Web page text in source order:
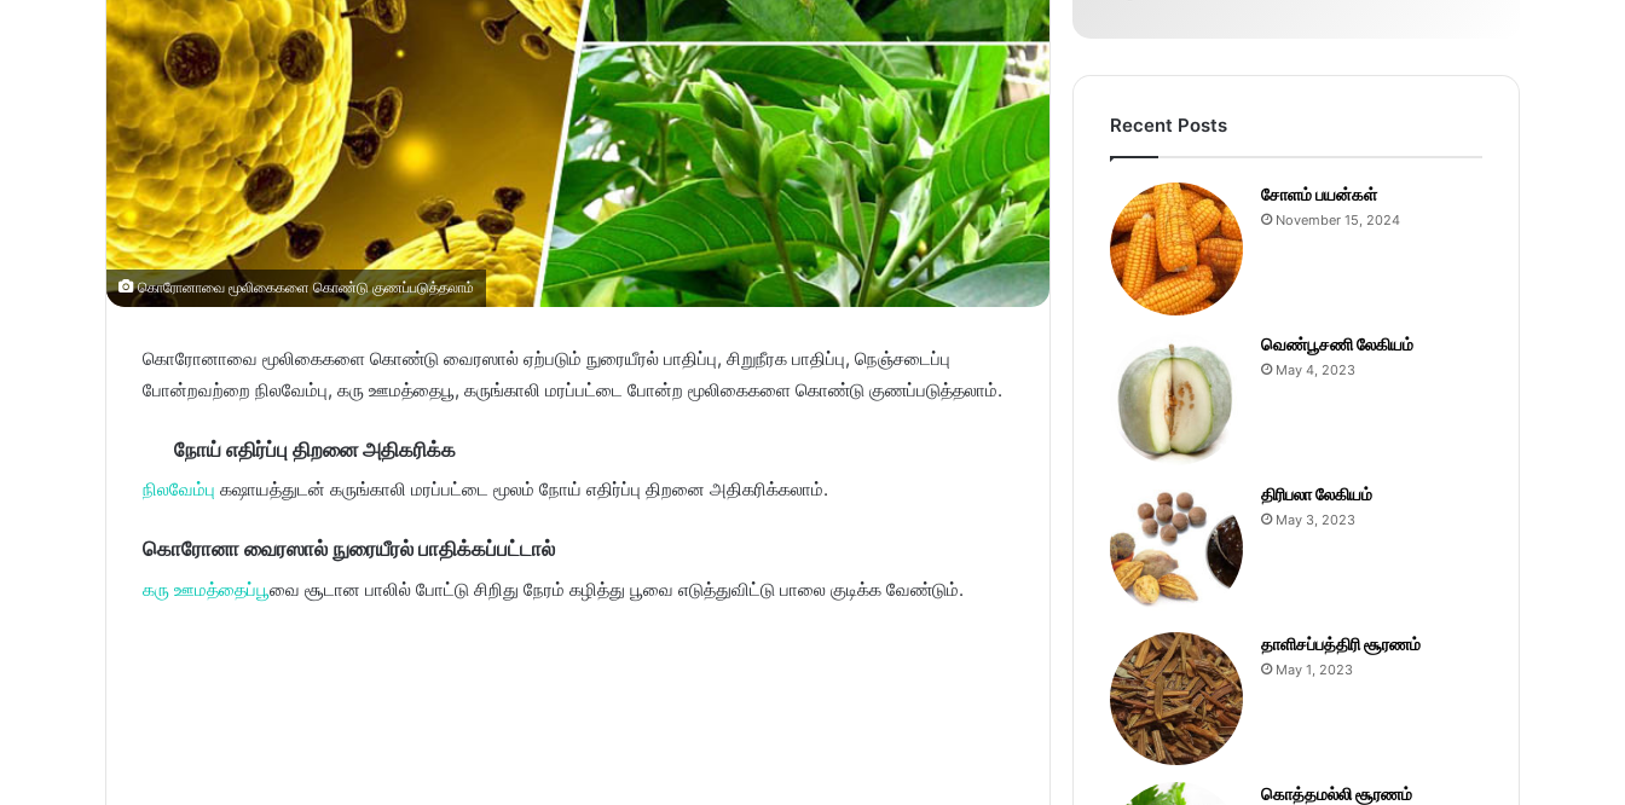
கொரோனாவை மூலிகைகளை கொண்டு குணப்படுத்தலாம்
கொரோனாவை மூலிகைகளை கொண்டு வைரஸால் ஏற்படும் நுரையீரல் பாதிப்பு, சிறுநீரக பாதிப்பு, நெஞ்சடைப்பு
போன்றவற்றை நிலவேம்பு, கரு ஊமத்தைபூ, கருங்காலி மரப்பட்டை போன்ற மூலிகைகளை கொண்டு குணப்படுத்தலாம்.
நோய் எதிர்ப்பு திறனை அதிகரிக்க
நிலவேம்பு கஷாயத்துடன் கருங்காலி மரப்பட்டை மூலம் நோய் எதிர்ப்பு திறனை அதிகரிக்கலாம்.
கொரோனா வைரஸால் நுரையீரல் பாதிக்கப்பட்டால்
கரு ஊமத்தைப்பூவை சூடான பாலில் போட்டு சிறிது நேரம் கழித்து பூவை எடுத்துவிட்டு பாலை குடிக்க வேண்டும்.
Recent Posts
சோளம் பயன்கள்
November 15, 2024
வெண்பூசணி லேகியம்
May 4, 2023
திரிபலா லேகியம்
May 3, 2023
தாளிசப்பத்திரி சூரணம்
May 1, 2023
கொத்தமல்லி சூரணம்